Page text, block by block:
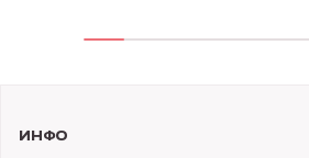
Инфо